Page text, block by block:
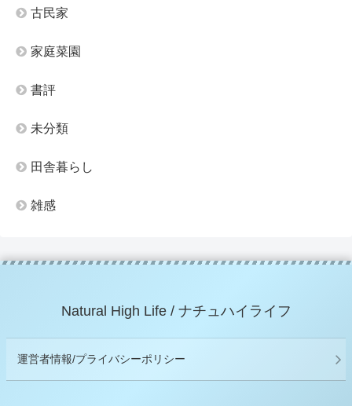
古民家
家庭菜園
書評
未分類
田舎暮らし
雑感
Natural High Life / ナチュハイライフ
運営者情報/プライバシーポリシー